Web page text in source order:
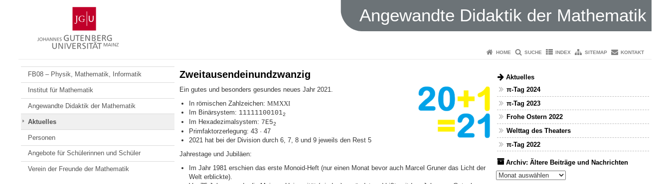
Gutenberg-
Universität
Mainz
Angewandte Didaktik der Mathematik
HOME SUCHE INDEX SITEMAP KONTAKT
FB08 – Physik, Mathematik, Informatik
Institut für Mathematik
Angewandte Didaktik der Mathematik
Aktuelles
Personen
Angebote für Schülerinnen und Schüler
Verein der Freunde der Mathematik
Zweitausendeinundzwanzig
Ein gutes und besonders gesundes neues Jahr 2021.
In römischen Zahlzeichen: MMXXI
Im Binärsystem: 111111001012
Im Hexadezimalsystem: 7E52
Primfaktorzerlegung: 43 · 47
2021 hat bei der Division durch 6, 7, 8 und 9 jeweils den Rest 5
Jahrestage und Jubiläen:
Im Jahr 1981 erschien das erste Monoid-Heft (nur einen Monat bevor auch Marcel Gruner das Licht der
Welt erblickte).
Aktuelles
π-Tag 2024
π-Tag 2023
Frohe Ostern 2022
Welttag des Theaters
π-Tag 2022
Archiv: Ältere Beiträge und Nachrichten
Archiv: Ältere Beiträge und Nachrichten